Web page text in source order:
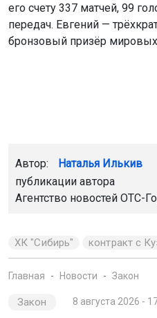
его счету 337 матчей, 99
передач. Евгений —
бронзовый призёр
Автор: Наталья Илькив
публикации автора
Агентство новостей ОТС-
ХК "Сибирь" контракт с
Главная Новости Закон
Закон 8 августа 2026 -